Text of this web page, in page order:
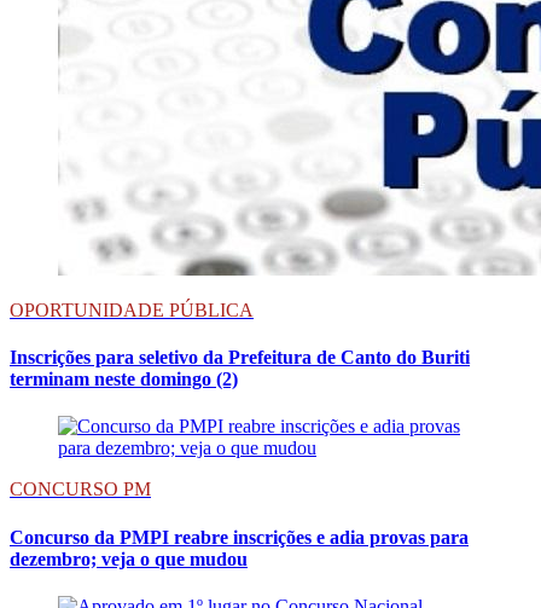
OPORTUNIDADE PÚBLICA
Inscrições para seletivo da Prefeitura de Canto do Buriti
terminam neste domingo (2)
CONCURSO PM
Concurso da PMPI reabre inscrições e adia provas para
dezembro; veja o que mudou